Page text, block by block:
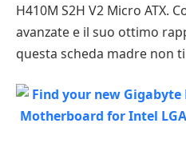
H410M S2H V2 Micro ATX.
avanzate e il suo ottimo
questa scheda madre non